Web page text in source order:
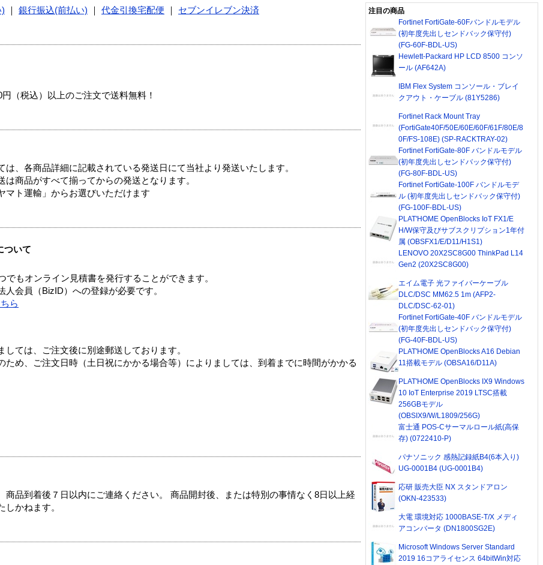
銀行振込(前払い) 代金引換宅配便
セブンイレブン決済
（税込）以上のご注文で送料無料！
、各商品詳細に記載されている発送日にて当社より発送いたします。
商品がすべて揃ってからの発送となります。
ト運輸」からお選びいただけます
ついて
もオンライン見積書を発行することができます。
会員（BizID）への登録が必要です。
ら
ては、ご注文後に別途郵送しております。
ため、ご注文日時（土日祝にかかる場合等）によりましては、到着までに時間がかかる
商品到着後７日以内にご連絡ください。 商品開封後、または特別の事情なく8日以上経
かねます。
注目の商品
Fortinet FortiGate-60Fバンドルモデル
(初年度先出しセンドバック保守付)
(FG-60F-BDL-US)
Hewlett-Packard HP LCD 8500 コンソ
ール (AF642A)
IBM Flex System コンソール・ブレイ
クアウト・ケーブル (81Y5286)
Fortinet Rack Mount Tray
(FortiGate40F/50E/60E/60F/61F/80E/8
0F/FS-108E) (SP-RACKTRAY-02)
Fortinet FortiGate-80F バンドルモデル
(初年度先出しセンドバック保守付)
(FG-80F-BDL-US)
Fortinet FortiGate-100F バンドルモデ
ル (初年度先出しセンドバック保守付)
(FG-100F-BDL-US)
PLAT'HOME OpenBlocks IoT FX1/E
H/W保守及びサブスクリプション1年付
属 (OBSFX1/E/D11/H1S1)
LENOVO 20X2SC8G00 ThinkPad L14
Gen2 (20X2SC8G00)
エイム電子 光ファイバーケーブル
DLC/DSC MM62.5 1m (AFP2-
DLC/DSC-62-01)
Fortinet FortiGate-40F バンドルモデル
(初年度先出しセンドバック保守付)
(FG-40F-BDL-US)
PLAT'HOME OpenBlocks A16 Debian
11搭載モデル (OBSA16/D11A)
PLAT'HOME OpenBlocks IX9 Windows
10 IoT Enterprise 2019 LTSC搭載
256GBモデル
(OBSIX9/W/L1809/256G)
富士通 POS-Cサーマルロール紙(高保
存) (0722410-P)
パナソニック 感熱記録紙B4(6本入り)
UG-0001B4 (UG-0001B4)
応研 販売大臣 NX スタンドアロン
(OKN-423533)
大電 環境対応 1000BASE-T/X メディ
アコンバータ (DN1800SG2E)
Microsoft Windows Server Standard
2019 16コアライセンス 64bitWin対応